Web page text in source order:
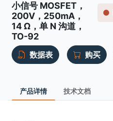
小信号 MOSFET，
200V，250mA，
14 Ω，单 N 沟道，
TO-92
数据表 购买
产品详情 技术文档